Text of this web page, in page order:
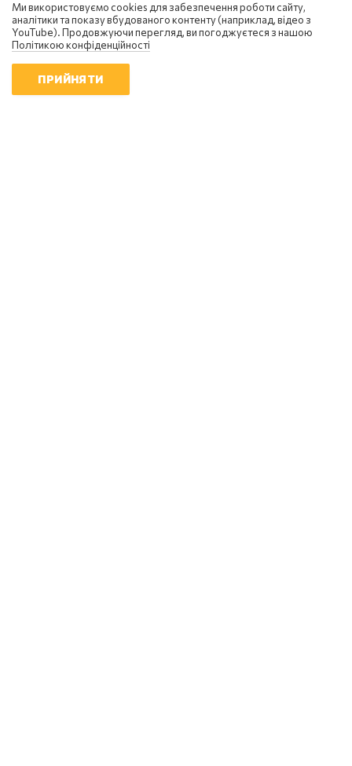
Ми використовуємо cookies для забезпечення роботи сайту,
аналітики та показу вбудованого контенту (наприклад, відео з
YouTube). Продовжуючи перегляд, ви погоджуєтеся з нашою
Політикою конфіденційності
ПРИЙНЯТИ